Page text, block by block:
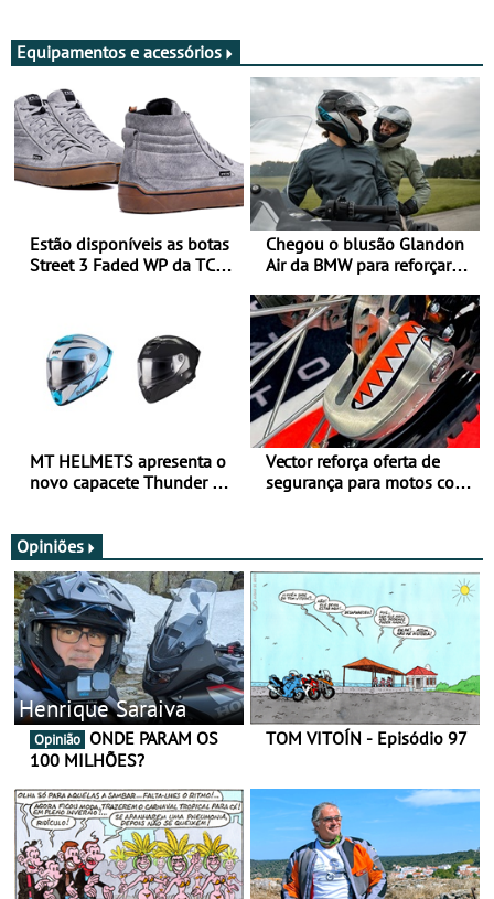
Equipamentos e acessórios
Estão disponíveis as botas
Street 3 Faded WP da TCX
Chegou o blusão Glandon
Air da BMW para reforçar
verão
MT HELMETS apresenta o
novo capacete Thunder 4 R
Vector reforça oferta de
segurança para motos com
Opiniões
Henrique Saraiva
Opinião
100 MILHÕES?
TOM VITOÍN - Episódio 97